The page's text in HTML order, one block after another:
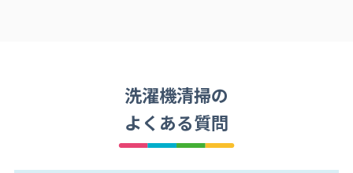
洗濯機清掃の
よくある質問